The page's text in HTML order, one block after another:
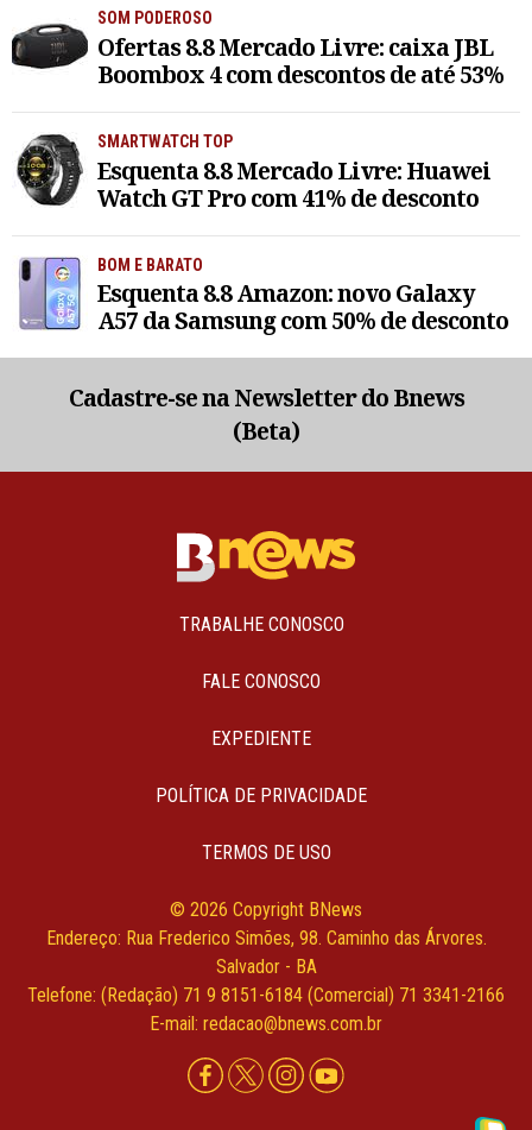
SOM PODEROSO
Ofertas 8.8 Mercado Livre: caixa JBL
Boombox 4 com descontos de até 53%
SMARTWATCH TOP
Esquenta 8.8 Mercado Livre: Huawei
Watch GT Pro com 41% de desconto
BOM E BARATO
Esquenta 8.8 Amazon: novo Galaxy
A57 da Samsung com 50% de desconto
Cadastre-se na Newsletter do Bnews
(Beta)
TRABALHE CONOSCO
FALE CONOSCO
EXPEDIENTE
POLÍTICA DE PRIVACIDADE
TERMOS DE USO
© 2026 Copyright BNews
Endereço: Rua Frederico Simões, 98. Caminho das Árvores.
Salvador - BA
Telefone: (Redação) 71 9 8151-6184 (Comercial) 71 3341-2166
E-mail: redacao@bnews.com.br